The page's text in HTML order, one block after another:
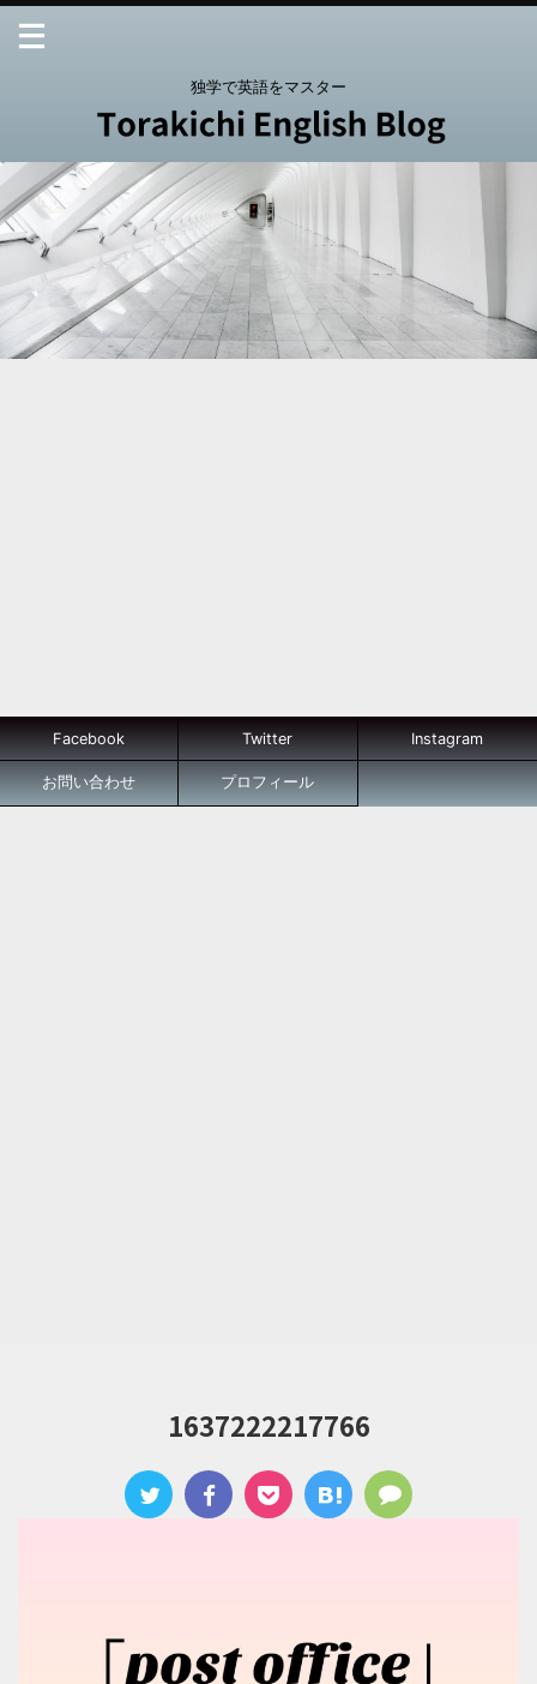
独学で英語をマスター
Facebook Twitter Instagram
お問い合わせ プロフィール
1637222217766